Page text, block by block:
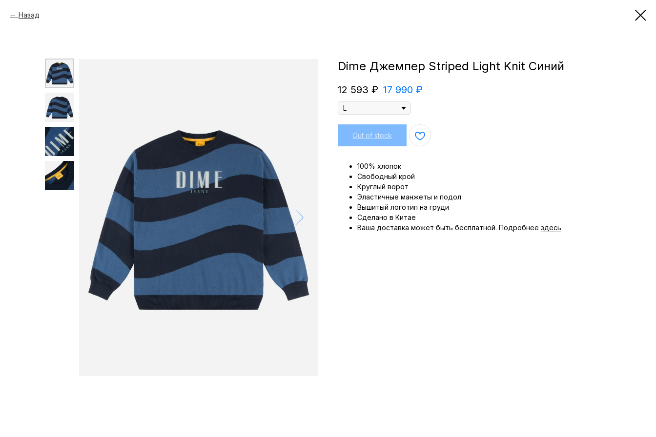
Назад
Dime Джемпер Striped Light Knit Синий
12 593 ₽ 17 990 ₽
Out of stock
100% хлопок
Свободный крой
Круглый ворот
Эластичные манжеты и подол
Вышитый логотип на груди
Сделано в Китае
Ваша доставка может быть бесплатной. Подробнее здесь